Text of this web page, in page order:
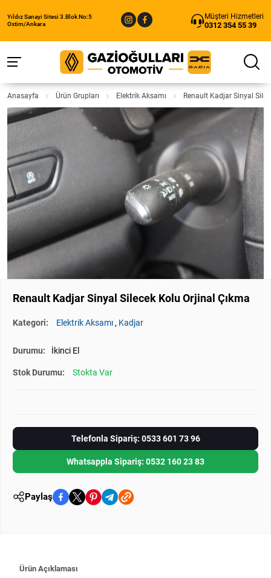
Yıldız Sanayi Sitesi 3.Blok No:5
Ostim/Ankara
Müşteri Hizmetleri
0312 354 55 39
Anasayfa Ürün Grupları Elektrik Aksamı Renault Kadjar Sinyal
Renault Kadjar Sinyal Silecek Kolu Orjinal Çıkma
Kategori: Elektrik Aksamı , Kadjar
Durumu: İkinci El
Stok Durumu: Stokta Var
Telefonla Sipariş: 0533 601 73 96
Whatsappla Sipariş: 0532 160 23 83
Paylaş
Ürün Açıklaması